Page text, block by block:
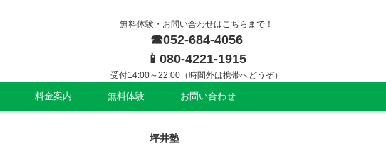
無料体験・お問い合わせはこちらまで！
☎052-684-4056
📱080-4221-1915
受付14:00～22:00（時間外は携帯へどうぞ）
料金案内 無料体験 お問い合わせ
坪井塾